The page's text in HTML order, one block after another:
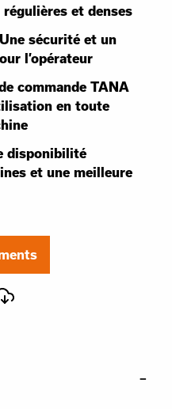
et denses
sécurité et un
l’opérateur
commande TANA
en toute
disponibilité
et une meilleure